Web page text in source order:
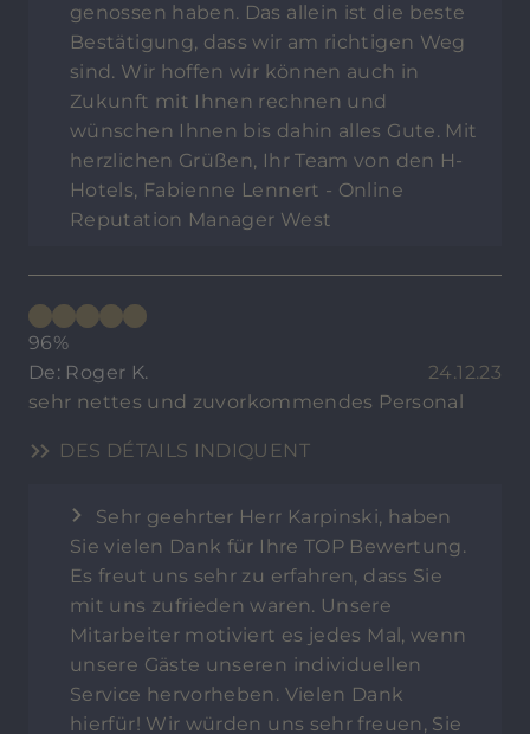
genossen haben. Das allein ist die beste
Bestätigung, dass wir am richtigen Weg
sind. Wir hoffen wir können auch in
Zukunft mit Ihnen rechnen und
wünschen Ihnen bis dahin alles Gute. Mit
herzlichen Grüßen, Ihr Team von den H-
Hotels, Fabienne Lennert - Online
Reputation Manager West
96%
De: Roger K.
24.12.23
sehr nettes und zuvorkommendes Personal
DES DÉTAILS INDIQUENT
Sehr geehrter Herr Karpinski, haben
Sie vielen Dank für Ihre TOP Bewertung.
Es freut uns sehr zu erfahren, dass Sie
mit uns zufrieden waren. Unsere
Mitarbeiter motiviert es jedes Mal, wenn
unsere Gäste unseren individuellen
Service hervorheben. Vielen Dank
hierfür! Wir würden uns sehr freuen, Sie